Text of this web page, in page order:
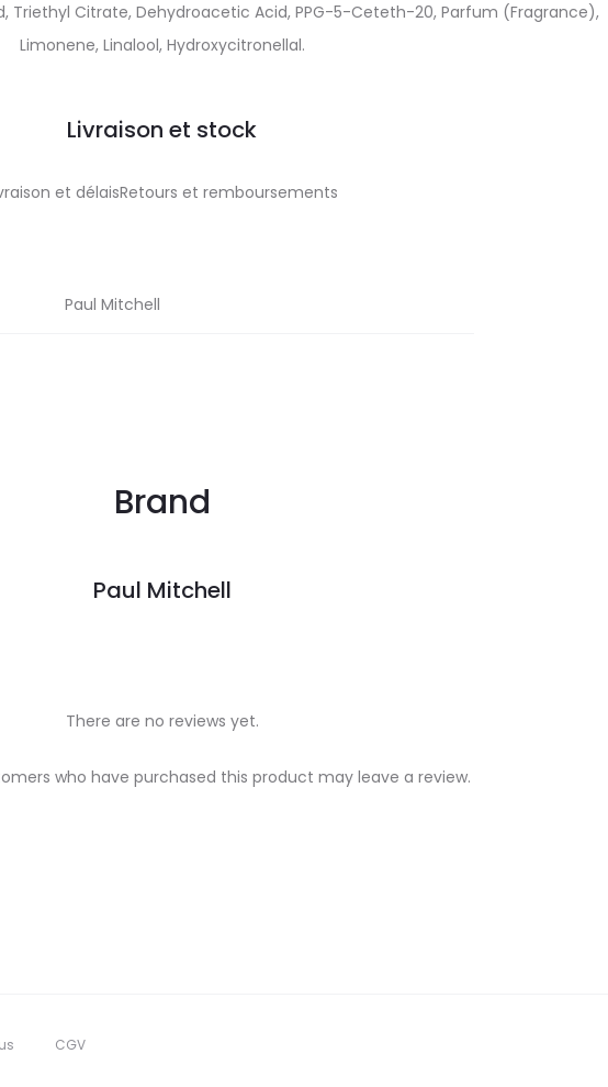
Triethyl Citrate, Dehydroacetic Acid, PPG-5-Ceteth-20, Parfum (Fragrance),
Limonene, Linalool, Hydroxycitronellal.
Livraison et stock
et délaisRetours et remboursements
Paul Mitchell
Brand
Paul Mitchell
There are no reviews yet.
who have purchased this product may leave a review.
CGV